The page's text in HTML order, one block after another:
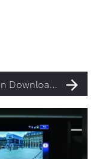
Zu den Downloads